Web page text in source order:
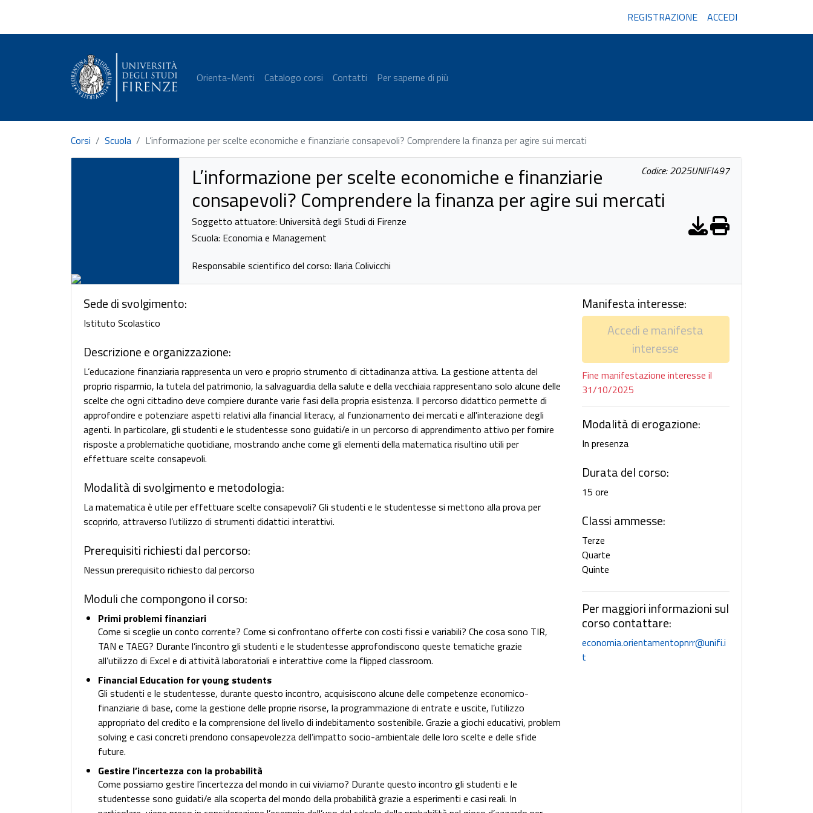
REGISTRAZIONE ACCEDI
Orienta-Menti Catalogo corsi Contatti Per saperne di più
Corsi Scuola L’informazione per scelte economiche e finanziarie consapevoli? Comprendere la finanza per agire sui mercati
Codice: 2025UNIFI497
L’informazione per scelte economiche e finanziarie
consapevoli? Comprendere la finanza per agire sui mercati
Soggetto attuatore: Università degli Studi di Firenze
Scuola: Economia e Management
Responsabile scientifico del corso: Ilaria Colivicchi
Sede di svolgimento:
Istituto Scolastico
Descrizione e organizzazione:
L’educazione finanziaria rappresenta un vero e proprio strumento di cittadinanza attiva. La gestione attenta del
proprio risparmio, la tutela del patrimonio, la salvaguardia della salute e della vecchiaia rappresentano solo alcune delle
scelte che ogni cittadino deve compiere durante varie fasi della propria esistenza. Il percorso didattico permette di
approfondire e potenziare aspetti relativi alla financial literacy, al funzionamento dei mercati e all'interazione degli
agenti. In particolare, gli studenti e le studentesse sono guidati/e in un percorso di apprendimento attivo per fornire
risposte a problematiche quotidiane, mostrando anche come gli elementi della matematica risultino utili per
effettuare scelte consapevoli.
Modalità di svolgimento e metodologia:
La matematica è utile per effettuare scelte consapevoli? Gli studenti e le studentesse si mettono alla prova per
scoprirlo, attraverso l’utilizzo di strumenti didattici interattivi.
Prerequisiti richiesti dal percorso:
Nessun prerequisito richiesto dal percorso
Moduli che compongono il corso:
Primi problemi finanziari
Come si sceglie un conto corrente? Come si confrontano offerte con costi fissi e variabili? Che cosa sono TIR,
TAN e TAEG? Durante l’incontro gli studenti e le studentesse approfondiscono queste tematiche grazie
all’utilizzo di Excel e di attività laboratoriali e interattive come la flipped classroom.
Financial Education for young students
Gli studenti e le studentesse, durante questo incontro, acquisiscono alcune delle competenze economico-
finanziarie di base, come la gestione delle proprie risorse, la programmazione di entrate e uscite, l’utilizzo
appropriato del credito e la comprensione del livello di indebitamento sostenibile. Grazie a giochi educativi, problem
solving e casi concreti prendono consapevolezza dell’impatto socio-ambientale delle loro scelte e delle sfide
future.
Gestire l’incertezza con la probabilità
Come possiamo gestire l’incertezza del mondo in cui viviamo? Durante questo incontro gli studenti e le
studentesse sono guidati/e alla scoperta del mondo della probabilità grazie a esperimenti e casi reali. In
Manifesta interesse:
Accedi e manifesta
interesse
Fine manifestazione interesse il
31/10/2025
Modalità di erogazione:
In presenza
Durata del corso:
15 ore
Classi ammesse:
Terze
Quarte
Quinte
Per maggiori informazioni sul
corso contattare:
economia.orientamentopnrr@unifi.i
t